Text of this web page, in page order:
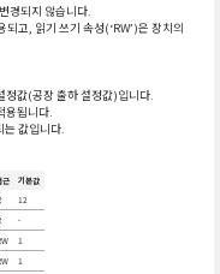
경되지 않습니다.
되고, 읽기 쓰기 속성(‘RW’)은 장치의
정값(공장 출하 설정값)입니다.
용됩니다.
는 값입니다.
근
기본값
12
-
1
1